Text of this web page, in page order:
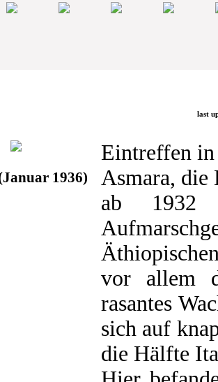
last
1936)
Eintreffen in
Asmara, die
ab 1932
vor allem
rasantes
sich auf
die Hälfte